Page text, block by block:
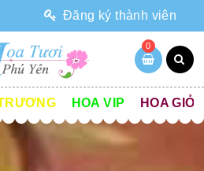
Đăng ký thành viên
0
HOA VIP HOA GIỎ